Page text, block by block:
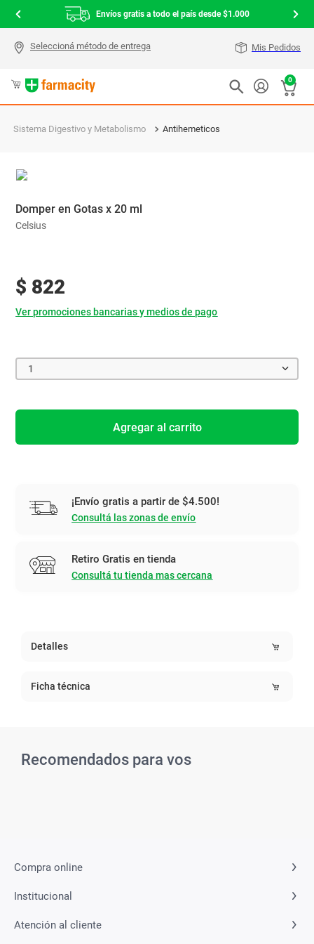
Envíos gratis a todo el país desde $1.000
Mis Pedidos
0
Sistema Digestivo y Metabolismo Antihemeticos
Domper en Gotas x 20 ml
Celsius
$ 822
Ver promociones bancarias y medios de pago
1
Agregar al carrito
¡Envío gratis a partir de $4.500!
Consultá las zonas de envío
Retiro Gratis en tienda
Consultá tu tienda mas cercana
Detalles
Ficha técnica
Recomendados para vos